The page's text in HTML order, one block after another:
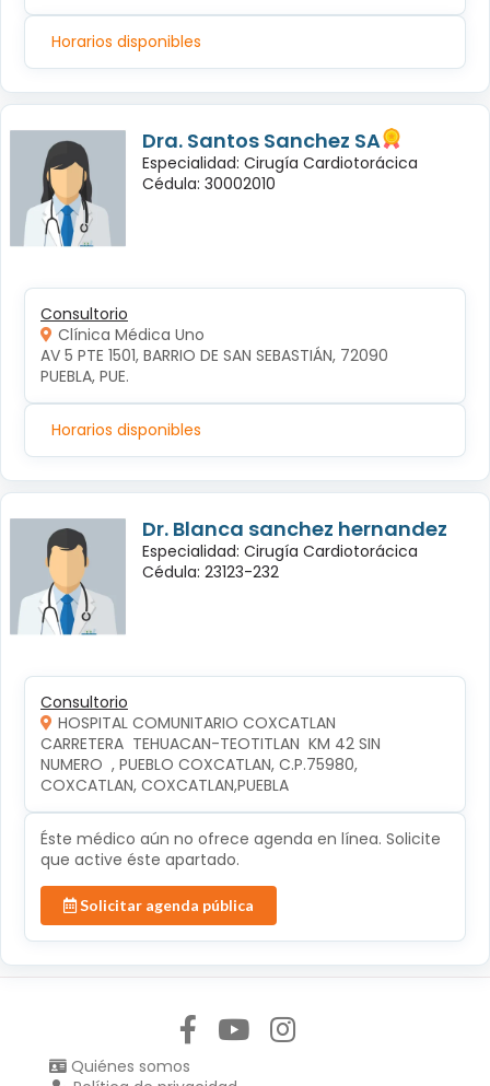
Horarios disponibles
Dra. Santos Sanchez SA
Especialidad: Cirugía Cardiotorácica
Cédula: 30002010
Consultorio
Clínica Médica Uno
AV 5 PTE 1501, BARRIO DE SAN SEBASTIÁN, 72090
PUEBLA, PUE.
Horarios disponibles
Dr. Blanca sanchez hernandez
Especialidad: Cirugía Cardiotorácica
Cédula: 23123-232
Consultorio
HOSPITAL COMUNITARIO COXCATLAN
CARRETERA  TEHUACAN-TEOTITLAN  KM 42 SIN
NUMERO  , PUEBLO COXCATLAN, C.P.75980,
COXCATLAN, COXCATLAN,PUEBLA
Éste médico aún no ofrece agenda en línea. Solicite
que active éste apartado.
Solicitar agenda pública
Quiénes somos